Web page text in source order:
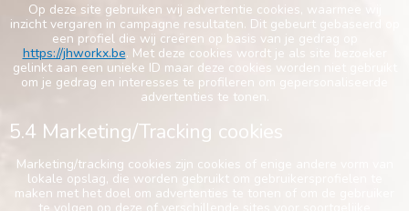
Op deze site gebruiken wij advertentie cookies, waarmee wij
inzicht vergaren in campagne resultaten. Dit gebeurt gebaseerd op
een profiel die wij creëren op basis van je gedrag op
https://jhworkx.be. Met deze cookies wordt je als site bezoeker
gelinkt aan een unieke ID maar deze cookies worden niet gebruikt
om je gedrag en interesses te profileren om gepersonaliseerde
advertenties te tonen.
5.4 Marketing/Tracking cookies
Marketing/tracking cookies zijn cookies of enige andere vorm van
lokale opslag, die worden gebruikt om gebruikersprofielen te
maken met het doel om advertenties te tonen of om de gebruiker